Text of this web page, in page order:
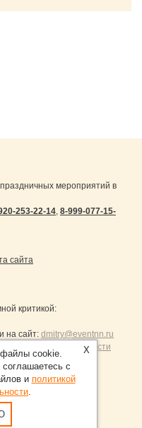
мероприятий в
253-22-14, 8-999-077-15-
сайта
критикой:
на сайт: dmitry@eventnn.ru
конфиденциальности
Петербург
X
файлы cookie.
с
и политикой
.